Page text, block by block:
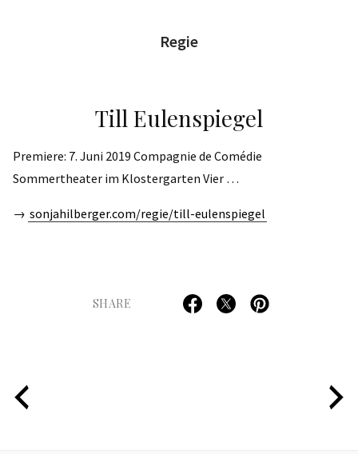
Regie
Till Eulenspiegel
Premiere: 7. Juni 2019 Compagnie de Comédie
Sommertheater im Klostergarten Vier …
→ sonjahilberger.com/regie/till-eulenspiegel
SHARE